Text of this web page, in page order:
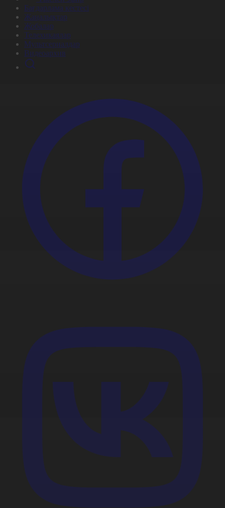
Бағдарлама кестесі
Жаңалықтар
Жобалар
Телехикаялар
Мультсериалдар
Видеоархив